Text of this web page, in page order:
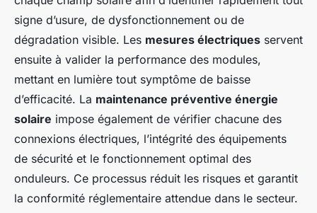
signe d’usure, de dysfonctionnement ou de
dégradation visible. Les mesures électriques servent
ensuite à valider la performance des modules,
mettant en lumière tout symptôme de baisse
d’efficacité. La maintenance préventive énergie
solaire impose également de vérifier chacune des
connexions électriques, l’intégrité des équipements
de sécurité et le fonctionnement optimal des
onduleurs. Ce processus réduit les risques et garantit
la conformité réglementaire attendue dans le secteur.